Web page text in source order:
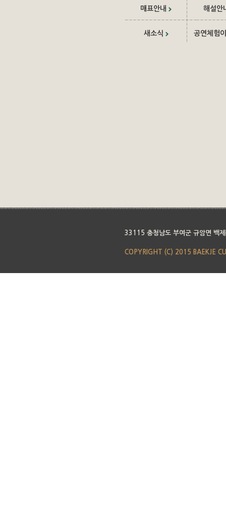
매표안내 해설안
새소식 공연체험
33115 충청남도 부여군 규암면 백
COPYRIGHT (C) 2015 BAEKJE